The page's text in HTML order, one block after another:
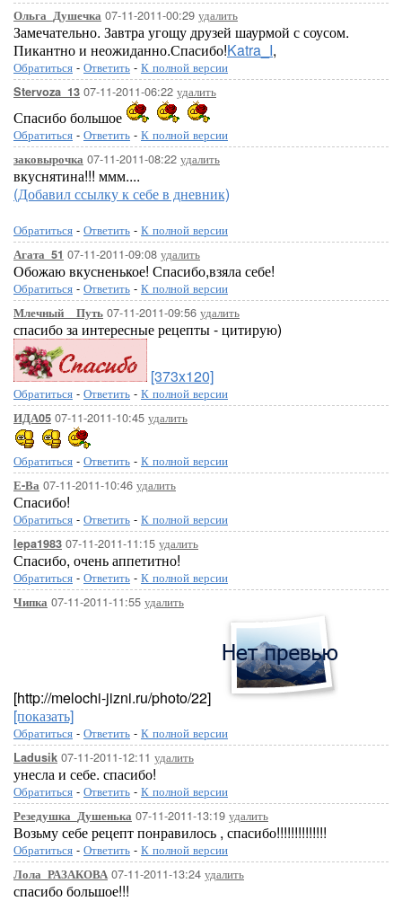
Ольга_Душечка 07-11-2011-00:29 удалить
Замечательно. Завтра угощу друзей шаурмой с соусом.
Пикантно и неожиданно.Спасибо!Katra_I,
Обратиться - Ответить - К полной версии
Stervoza_13 07-11-2011-06:22 удалить
Спасибо большое
Обратиться - Ответить - К полной версии
заковырочка 07-11-2011-08:22 удалить
вкуснятина!!! ммм....
(Добавил ссылку к себе в дневник)
Обратиться - Ответить - К полной версии
Агата_51 07-11-2011-09:08 удалить
Обожаю вкусненькое! Спасибо,взяла себе!
Обратиться - Ответить - К полной версии
Млечный__Путь 07-11-2011-09:56 удалить
спасибо за интересные рецепты - цитирую)
[373x120]
Обратиться - Ответить - К полной версии
ИДА05 07-11-2011-10:45 удалить
Обратиться - Ответить - К полной версии
Е-Ва 07-11-2011-10:46 удалить
Спасибо!
Обратиться - Ответить - К полной версии
lepa1983 07-11-2011-11:15 удалить
Спасибо, очень аппетитно!
Обратиться - Ответить - К полной версии
Чипка 07-11-2011-11:55 удалить
[http://melochi-jizni.ru/photo/22]
[показать]
Обратиться - Ответить - К полной версии
Ladusik 07-11-2011-12:11 удалить
унесла и себе. спасибо!
Обратиться - Ответить - К полной версии
Резедушка_Душенька 07-11-2011-13:19 удалить
Возьму себе рецепт понравилось , спасибо!!!!!!!!!!!!!!
Обратиться - Ответить - К полной версии
Лола_РАЗАКОВА 07-11-2011-13:24 удалить
спасибо большое!!!